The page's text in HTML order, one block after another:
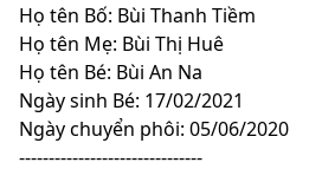
Họ tên Bố: Bùi Thanh Tiềm
Họ tên Mẹ: Bùi Thị Huê
Họ tên Bé: Bùi An Na
Ngày sinh Bé: 17/02/2021
Ngày chuyển phôi: 05/06/2020
-------------------------------